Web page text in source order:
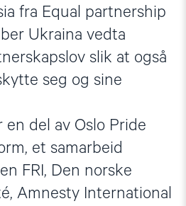
fra Equal partnership
Ukraina vedta
slik at også
seg og sine
en del av Oslo Pride
et samarbeid
FRI, Den norske
Amnesty International